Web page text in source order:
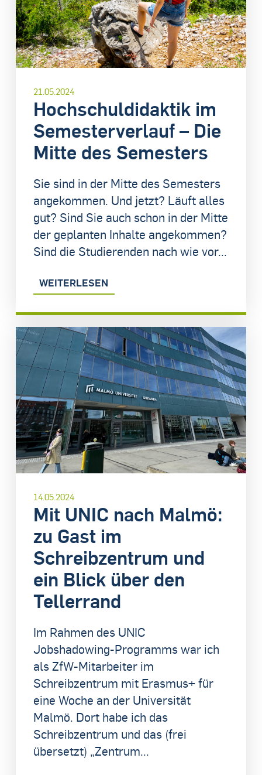
21.05.2024
Hochschuldidaktik im
Semesterverlauf – Die
Mitte des Semesters
Sie sind in der Mitte des Semesters
angekommen. Und jetzt? Läuft alles
gut? Sind Sie auch schon in der Mitte
der geplanten Inhalte angekommen?
Sind die Studierenden nach wie vor...
WEITERLESEN
14.05.2024
Mit UNIC nach Malmö:
zu Gast im
Schreibzentrum und
ein Blick über den
Tellerrand
Im Rahmen des UNIC
Jobshadowing-Programms war ich
als ZfW-Mitarbeiter im
Schreibzentrum mit Erasmus+ für
eine Woche an der Universität
Malmö. Dort habe ich das
Schreibzentrum und das (frei
übersetzt) „Zentrum...